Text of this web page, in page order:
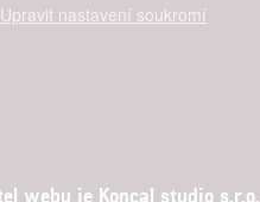
Upravit nastavení soukromí
webu je Koncal studio s.r.o.